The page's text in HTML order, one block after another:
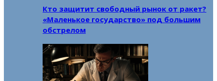
Кто защитит свободный рынок от ракет?
«Маленькое государство» под большим
обстрелом